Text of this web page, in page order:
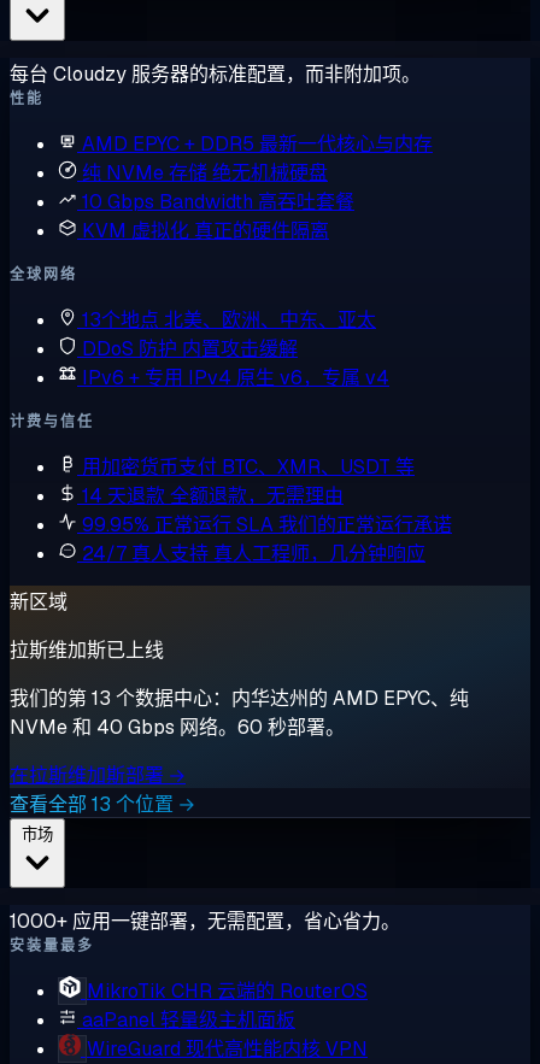
每台 Cloudzy 服务器的标准配置，而非附加项。
性能
AMD EPYC + DDR5 最新一代核心与内存
纯 NVMe 存储绝无机械硬盘
10 Gbps Bandwidth 高吞吐套餐
KVM 虚拟化 真正的硬件隔离
全球网络
13个地点 北美、欧洲、中东、亚太
DDoS 防护 内置攻击缓解
IPv6 + 专用 IPv4 原生 v6，专属 v4
计费与信任
用加密货币支付 BTC、XMR、USDT 等
14 天退款全额退款，无需理由
99.95% 正常运行 SLA我们的正常运行承诺
24/7 真人支持 真人工程师，几分钟响应
新区域
拉斯维加斯已上线
我们的第 13 个数据中心：内华达州的 AMD EPYC、纯
NVMe 和 40 Gbps 网络。60 秒部署。
在拉斯维加斯部署 →
查看全部 13 个位置 →
1000+ 应用一键部署，无需配置，省心省力。
安装量最多
MikroTik CHR 云端的 RouterOS
aaPanel轻量级主机面板
WireGuard 现代高性能内核 VPN